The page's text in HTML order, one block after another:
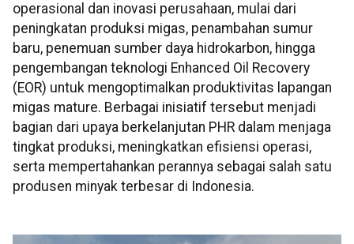
operasional dan inovasi perusahaan, mulai dari
peningkatan produksi migas, penambahan sumur
baru, penemuan sumber daya hidrokarbon, hingga
pengembangan teknologi Enhanced Oil Recovery
(EOR) untuk mengoptimalkan produktivitas lapangan
migas mature. Berbagai inisiatif tersebut menjadi
bagian dari upaya berkelanjutan PHR dalam menjaga
tingkat produksi, meningkatkan efisiensi operasi,
serta mempertahankan perannya sebagai salah satu
produsen minyak terbesar di Indonesia.